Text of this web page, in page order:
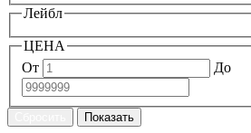
Лейбл
ЦЕНА
От
До